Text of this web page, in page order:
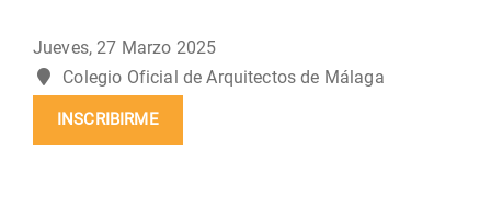
Jueves, 27 Marzo 2025
Colegio Oficial de Arquitectos de Málaga
INSCRIBIRME